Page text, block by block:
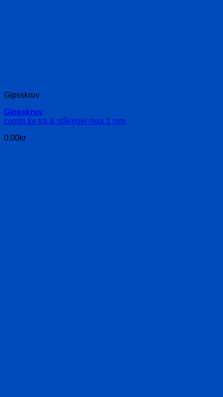
Gipsskruv
Gipsskruv
combi för trä & stålregel max 1 mm
0.00kr